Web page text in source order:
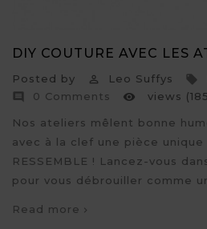
DIY COUTURE AVEC LES
Posted by  Leo Suffys 

0 Comments  views
Nos ateliers mêlent bonne
avec à la clef une pièce unique
RESSEMBLE ! Lancez-vous
pour vous débrouiller comme
Read more